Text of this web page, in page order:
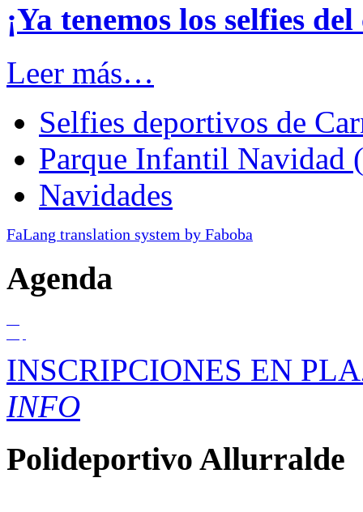
¡Ya tenemos los selfies
Leer más…
Selfies deportivos de
Parque Infantil Navidad
Navidades
FaLang translation system by Faboba
Agenda
INSCRIPCIONES EN
INFO
Polideportivo Allurralde